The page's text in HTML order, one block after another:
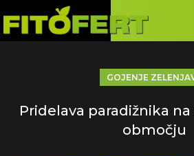
GOJENJE
Pridelava paradižnika
območju